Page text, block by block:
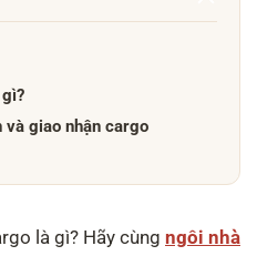
và giao nhận cargo
là gì? Hãy cùng ngôi nhà